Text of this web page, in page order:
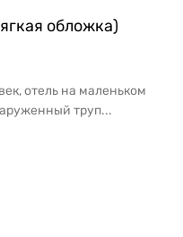
обложка)
отель на маленьком
труп...